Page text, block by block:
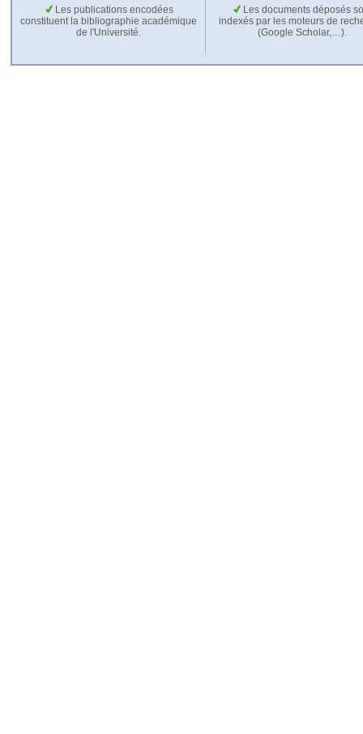
Les publications encodées
constituent la bibliographie académique
de l'Université.
Les documents déposés
indexés par les moteurs de
(Google Scholar,…).